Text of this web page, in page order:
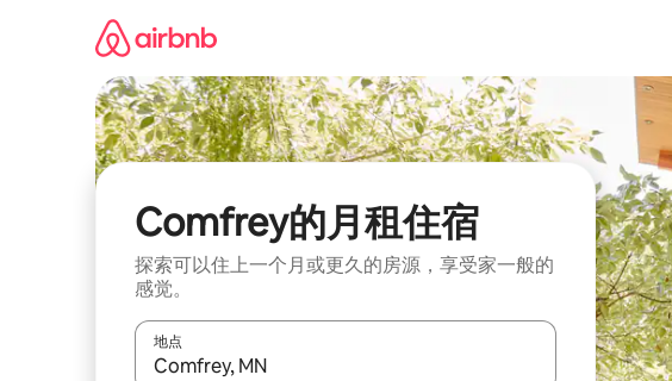
Comfrey的月租住宿
探索可以住上一个月或更久的房源，享受家一般的
感觉。
地点
如有搜索结果，请使用上下方向键查看，或通过点击或滑动手势浏览。